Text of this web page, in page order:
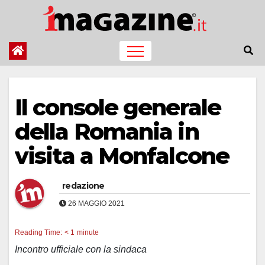
contenuto
Il console generale
della Romania in
visita a Monfalcone
redazione
26 MAGGIO 2021
Reading Time: < 1 minute
Incontro ufficiale con la sindaca